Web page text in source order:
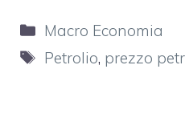
Categorie
Macro Economia
Tag
Petrolio, prezzo